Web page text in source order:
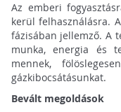
Az emberi
kerül felhasználásra.
fázisában jellemző. A
munka, energia és
mennek,
gázkibocsátásunkat.
Bevált megoldások